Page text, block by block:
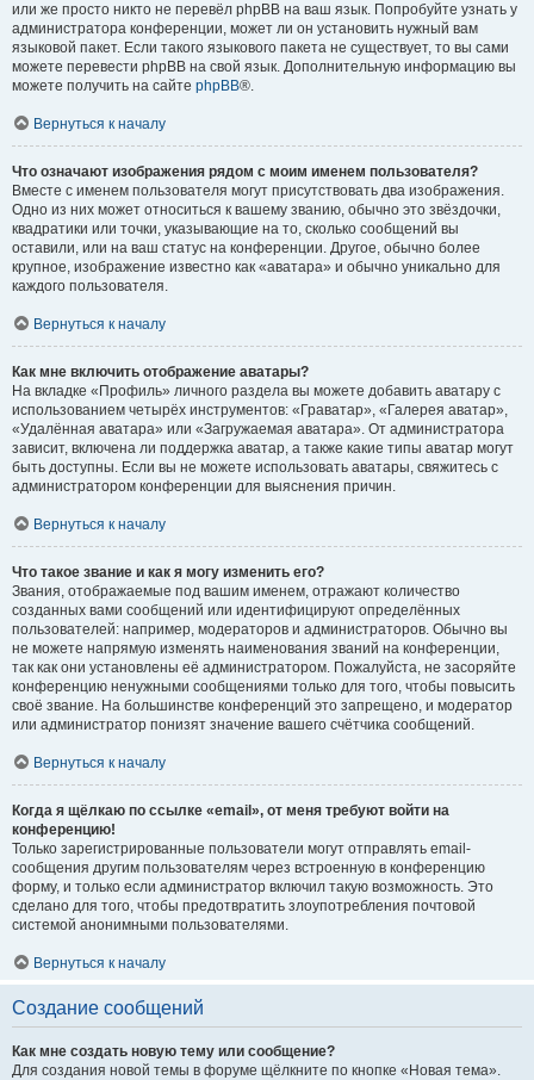
или же просто никто не перевёл phpBB на ваш язык. Попробуйте узнать у
администратора конференции, может ли он установить нужный вам
языковой пакет. Если такого языкового пакета не существует, то вы сами
можете перевести phpBB на свой язык. Дополнительную информацию вы
можете получить на сайте phpBB®.
Вернуться к началу
Что означают изображения рядом с моим именем пользователя?
Вместе с именем пользователя могут присутствовать два изображения.
Одно из них может относиться к вашему званию, обычно это звёздочки,
квадратики или точки, указывающие на то, сколько сообщений вы
оставили, или на ваш статус на конференции. Другое, обычно более
крупное, изображение известно как «аватара» и обычно уникально для
каждого пользователя.
Вернуться к началу
Как мне включить отображение аватары?
На вкладке «Профиль» личного раздела вы можете добавить аватару с
использованием четырёх инструментов: «Граватар», «Галерея аватар»,
«Удалённая аватара» или «Загружаемая аватара». От администратора
зависит, включена ли поддержка аватар, а также какие типы аватар могут
быть доступны. Если вы не можете использовать аватары, свяжитесь с
администратором конференции для выяснения причин.
Вернуться к началу
Что такое звание и как я могу изменить его?
Звания, отображаемые под вашим именем, отражают количество
созданных вами сообщений или идентифицируют определённых
пользователей: например, модераторов и администраторов. Обычно вы
не можете напрямую изменять наименования званий на конференции,
так как они установлены её администратором. Пожалуйста, не засоряйте
конференцию ненужными сообщениями только для того, чтобы повысить
своё звание. На большинстве конференций это запрещено, и модератор
или администратор понизят значение вашего счётчика сообщений.
Вернуться к началу
Когда я щёлкаю по ссылке «email», от меня требуют войти на
конференцию!
Только зарегистрированные пользователи могут отправлять email-
сообщения другим пользователям через встроенную в конференцию
форму, и только если администратор включил такую возможность. Это
сделано для того, чтобы предотвратить злоупотребления почтовой
системой анонимными пользователями.
Вернуться к началу
Создание сообщений
Как мне создать новую тему или сообщение?
Для создания новой темы в форуме щёлкните по кнопке «Новая тема».